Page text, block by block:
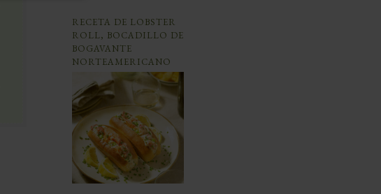
RECETA DE LOBSTER
ROLL, BOCADILLO DE
BOGAVANTE
NORTEAMERICANO